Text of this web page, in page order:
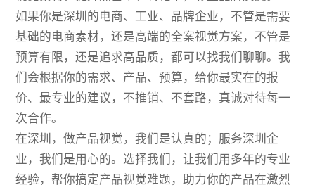
如果你是深圳的电商、工业、品牌企业，不管是需要
基础的电商素材，还是高端的全案视觉方案，不管是
预算有限，还是追求高品质，都可以找我们聊聊。我
们会根据你的需求、产品、预算，给你最实在的报
价、最专业的建议，不推销、不套路，真诚对待每一
次合作。
在深圳，做产品视觉，我们是认真的；服务深圳企
业，我们是用心的。选择我们，让我们用多年的专业
经验，帮你搞定产品视觉难题，助力你的产品在激烈